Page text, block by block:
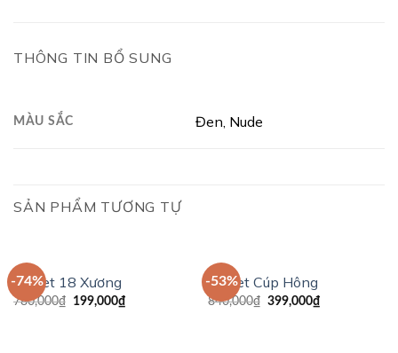
THÔNG TIN BỔ SUNG
MÀU SẮC Đen, Nude
SẢN PHẨM TƯƠNG TỰ
-74%
Corset 18 Xương
780,000₫ 199,000₫
-53%
Corset Cúp Hông
840,000₫ 399,000₫